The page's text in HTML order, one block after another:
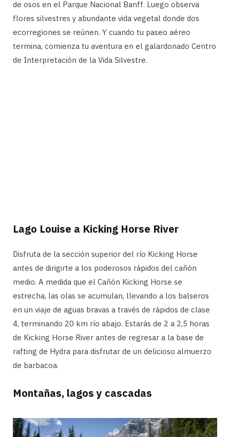
de osos en el Parque Nacional Banff. Luego observa
flores silvestres y abundante vida vegetal donde dos
ecorregiones se reúnen. Y cuando tu paseo aéreo
termina, comienza tu aventura en el galardonado Centro
de Interpretación de la Vida Silvestre.
Lago Louise a Kicking Horse River
Disfruta de la sección superior del río Kicking Horse
antes de dirigirte a los poderosos rápidos del cañón
medio. A medida que el Cañón Kicking Horse se
estrecha, las olas se acumulan, llevando a los balseros
en un viaje de aguas bravas a través de rápidos de clase
4, terminando 20 km río abajo. Estarás de 2 a 2,5 horas
de Kicking Horse River antes de regresar a la base de
rafting de Hydra para disfrutar de un delicioso almuerzo
de barbacoa.
Montañas, lagos y cascadas